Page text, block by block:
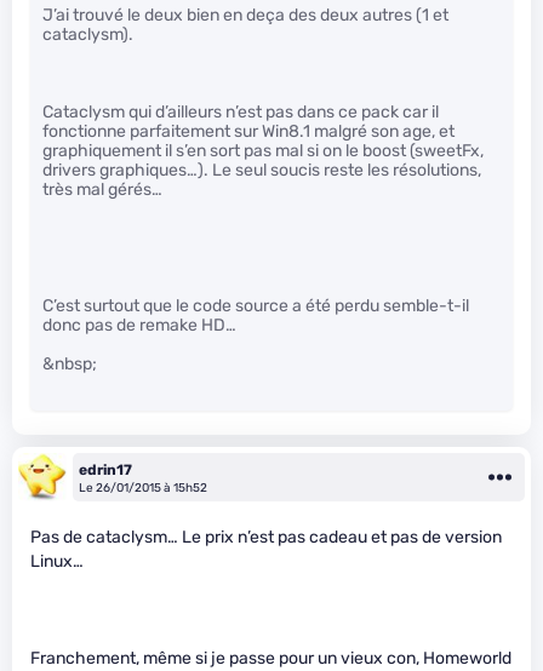
J’ai trouvé le deux bien en deça des deux autres (1 et
cataclysm).
Cataclysm qui d’ailleurs n’est pas dans ce pack car il
fonctionne parfaitement sur Win8.1 malgré son age, et
graphiquement il s’en sort pas mal si on le boost (sweetFx,
drivers graphiques…). Le seul soucis reste les résolutions,
très mal gérés…
C’est surtout que le code source a été perdu semble-t-il
donc pas de remake HD…
&nbsp;
edrin17
Le 26/01/2015 à 15h52
Pas de cataclysm… Le prix n’est pas cadeau et pas de version
Linux…
Franchement, même si je passe pour un vieux con, Homeworld